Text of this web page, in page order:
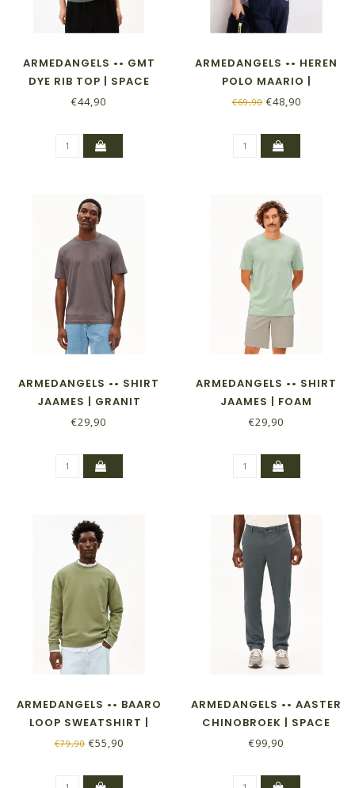
ARMEDANGELS •• GMT
DYE RIB TOP | SPACE
STEEL
€44,90
ARMEDANGELS •• HEREN
POLO MAARIO |
WEDGWOOD
€69,90€48,90
ARMEDANGELS •• SHIRT
JAAMES | GRANIT
€29,90
ARMEDANGELS •• SHIRT
JAAMES | FOAM
€29,90
ARMEDANGELS •• BAARO
LOOP SWEATSHIRT |
FATIGUE GREEN
€79,90€55,90
ARMEDANGELS •• AASTER
CHINOBROEK | SPACE
STEEL
€99,90